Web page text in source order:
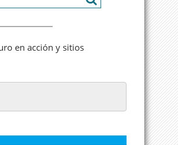
en acción y sitios